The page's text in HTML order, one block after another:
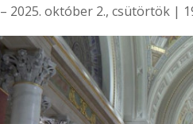
– 2025. október 2., csütörtök |